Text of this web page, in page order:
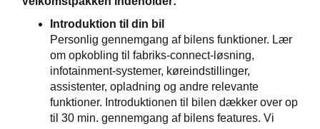
Introduktion til din bil
Personlig gennemgang af bilens funktioner. Lær
om opkobling til fabriks-connect-løsning,
infotainment-systemer, køreindstillinger,
assistenter, opladning og andre relevante
funktioner. Introduktionen til bilen dækker over op
til 30 min. gennemgang af bilens features. Vi